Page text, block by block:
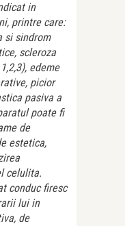
in
printre care:
si sindrom
scleroza
edeme
picior
pasiva a
poate fi
de
estetica,
celulita.
conduc firesc
lui in
de